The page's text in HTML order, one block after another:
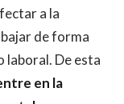
a la
de forma
laboral. De esta
en la